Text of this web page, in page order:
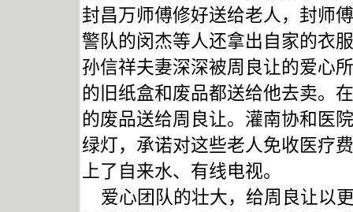
封昌万师傅修好送给老人，封师
警队的闵杰等人还拿出自家的衣
孙信祥夫妻深深被周良让的爱心
的旧纸盒和废品都送给他去卖。
的废品送给周良让。灌南协和医
绿灯，承诺对这些老人免收医疗
上了自来水、有线电视。
爱心团队的壮大，给周良让以